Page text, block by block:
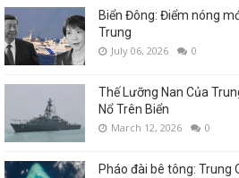
Biển Đông: Điểm nóng
Trung
July 06, 2026 0
Thế Lưỡng Nan Của
Nổ Trên Biển
March 12, 2026 0
Pháo đài bê tông: Trung